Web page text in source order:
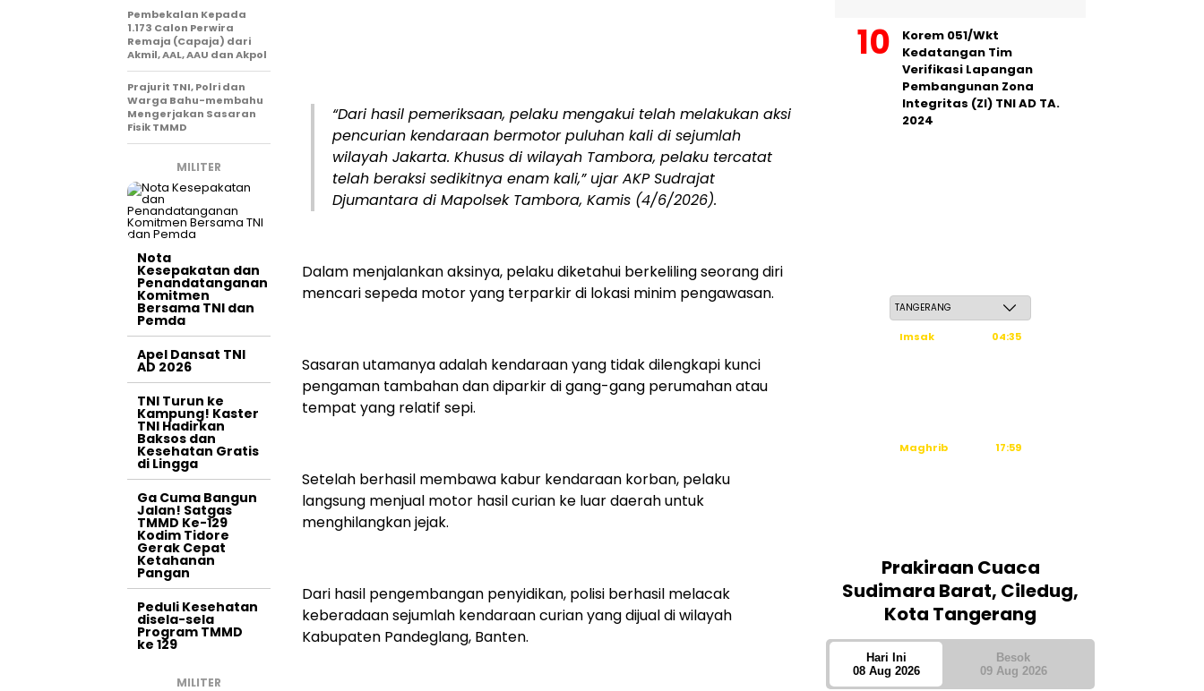
“Dari hasil pemeriksaan, pelaku mengakui telah melakukan aksi
pencurian kendaraan bermotor puluhan kali di sejumlah
wilayah Jakarta. Khusus di wilayah Tambora, pelaku tercatat
telah beraksi sedikitnya enam kali,” ujar AKP Sudrajat
Djumantara di Mapolsek Tambora, Kamis (4/6/2026).
Dalam menjalankan aksinya, pelaku diketahui berkeliling seorang diri
mencari sepeda motor yang terparkir di lokasi minim pengawasan.
Sasaran utamanya adalah kendaraan yang tidak dilengkapi kunci
pengaman tambahan dan diparkir di gang-gang perumahan atau
tempat yang relatif sepi.
Setelah berhasil membawa kabur kendaraan korban, pelaku
langsung menjual motor hasil curian ke luar daerah untuk
menghilangkan jejak.
Dari hasil pengembangan penyidikan, polisi berhasil melacak
keberadaan sejumlah kendaraan curian yang dijual di wilayah
Kabupaten Pandeglang, Banten.
Pembekalan Kepada
1.173 Calon Perwira
Remaja (Capaja) dari
Akmil, AAL, AAU dan Akpol
Prajurit TNI, Polri dan
Warga Bahu-membahu
Mengerjakan Sasaran
Fisik TMMD
MILITER
Nota
Kesepakatan dan
Penandatanganan
Komitmen
Bersama TNI dan
Pemda
Apel Dansat TNI
AD 2026
TNI Turun ke
Kampung! Kaster
TNI Hadirkan
Baksos dan
Kesehatan Gratis
di Lingga
Ga Cuma Bangun
Jalan! Satgas
TMMD Ke-129
Kodim Tidore
Gerak Cepat
Ketahanan
Pangan
Peduli Kesehatan
disela-sela
Program TMMD
ke 129
MILITER
Korem 051/Wkt
Kedatangan Tim
Verifikasi Lapangan
Pembangunan Zona
Integritas (ZI) TNI AD TA.
2024
Imsak
04:35
Maghrib
17:59
Prakiraan Cuaca
Sudimara Barat, Ciledug,
Kota Tangerang
Hari Ini
08 Aug 2026
Besok
09 Aug 2026